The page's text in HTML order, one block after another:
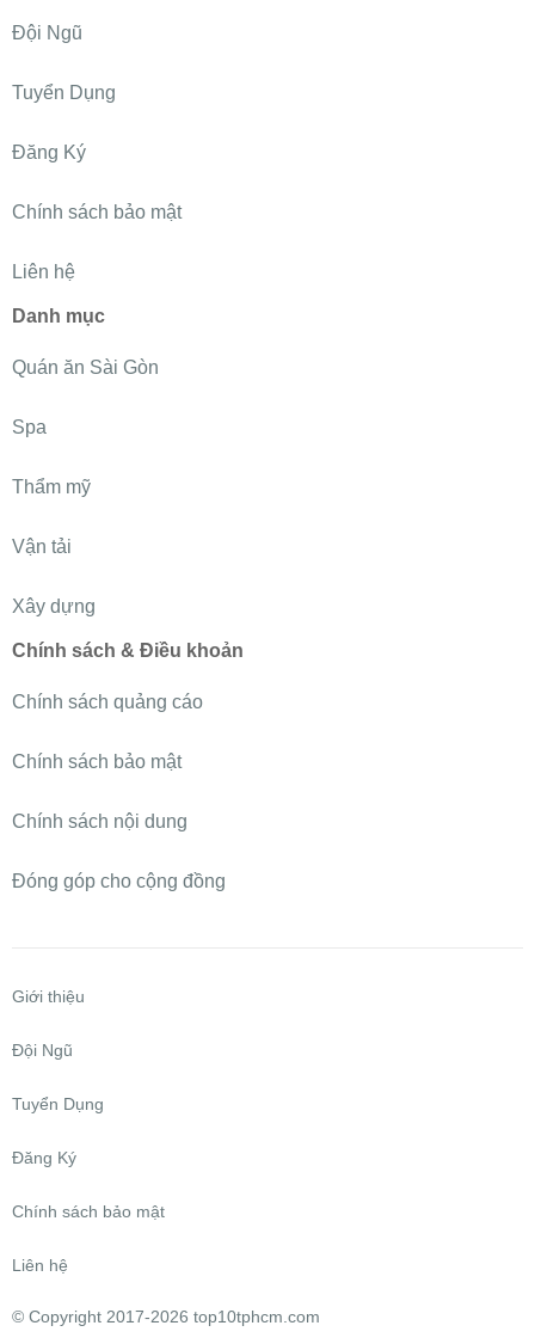
Đội Ngũ
Tuyển Dụng
Đăng Ký
Chính sách bảo mật
Liên hệ
Danh mục
Quán ăn Sài Gòn
Spa
Thẩm mỹ
Vận tải
Xây dựng
Chính sách & Điều khoản
Chính sách quảng cáo
Chính sách bảo mật
Chính sách nội dung
Đóng góp cho cộng đồng
Giới thiệu
Đội Ngũ
Tuyển Dụng
Đăng Ký
Chính sách bảo mật
Liên hệ
© Copyright 2017-2026 top10tphcm.com